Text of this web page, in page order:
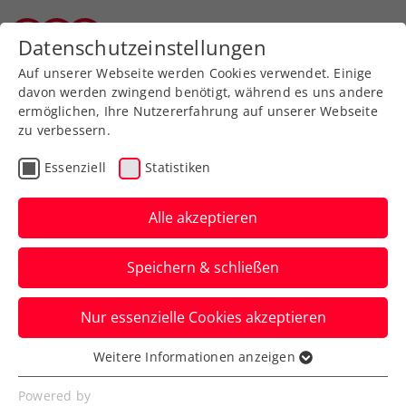
Zurück zur Newsübersicht
Turniere
WTA-Challenger La Bisbal
d’Empordà: Kein weiterer
Erfolg für Kraus
Österreichs Nummer zwei reist mit einem
Sieg und einer Niederlage zum Billie Jean
King Cup.
Verfasst von: Manuel Wachta, 04.04.2024
Datenschutzeinstellungen
Auf unserer Webseite werden Cookies verwendet. Einige
davon werden zwingend benötigt, während es uns andere
ermöglichen, Ihre Nutzererfahrung auf unserer Webseite
zu verbessern.
Essenziell Statistiken
Alle akzeptieren
Speichern & schließen
Nur essenzielle Cookies akzeptieren
Essenziell
Essenzielle Cookies werden für grundlegende
Weitere Informationen anzeigen
Powered by